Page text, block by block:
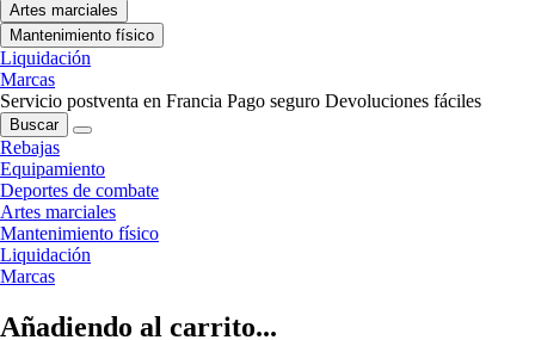
Artes marciales
Mantenimiento físico
Liquidación
Marcas
Servicio postventa en Francia Pago seguro Devoluciones fáciles
Buscar
Rebajas
Equipamiento
Deportes de combate
Artes marciales
Mantenimiento físico
Liquidación
Marcas
Añadiendo al carrito...